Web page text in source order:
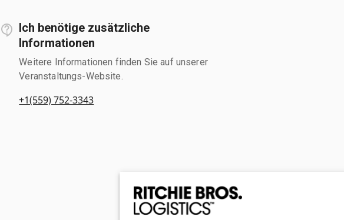
Ich benötige zusätzliche
Informationen
Weitere Informationen finden Sie auf unserer
Veranstaltungs-Website.
+1(559) 752-3343